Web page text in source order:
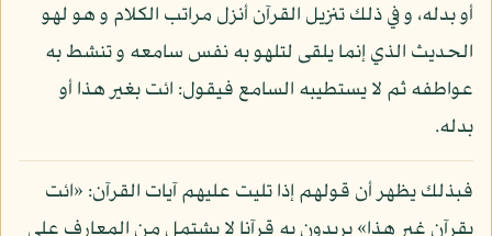
أو بدله، و في ذلك تنزيل القرآن أنزل مراتب الكلام و هو لهو
الحديث الذي إنما يلقى لتلهو به نفس سامعه و تنشط به
عواطفه ثم لا يستطيبه السامع فيقول: ائت بغير هذا أو
بدله.
فبذلك يظهر أن قولهم إذا تليت عليهم آيات القرآن: «ائت
بقرآن غير هذا» يريدون به قرآنا لا يشتمل من المعارف على